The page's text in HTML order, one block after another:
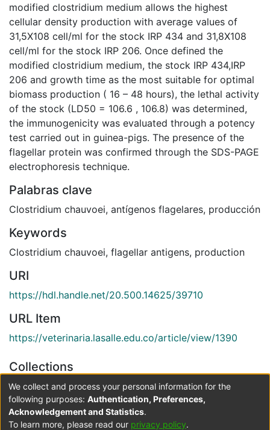
modified clostridium medium allows the highest
cellular density production with average values of
31,5X108 cell/ml for the stock IRP 434 and 31,8X108
cell/ml for the stock IRP 206. Once defined the
modified clostridium medium, the stock IRP 434,IRP
206 and growth time as the most suitable for optimal
biomass production ( 16 – 48 hours), the lethal activity
of the stock (LD50 = 106.6 , 106.8) was determined,
the immunogenicity was evaluated through a potency
test carried out in guinea-pigs. The presence of the
flagellar protein was confirmed through the SDS-PAGE
electrophoresis technique.
Palabras clave
Clostridium chauvoei, antígenos flagelares, producción
Keywords
Clostridium chauvoei, flagellar antigens, production
URI
https://hdl.handle.net/20.500.14625/39710
URL Item
https://veterinaria.lasalle.edu.co/article/view/1390
Collections
Revista de Medicina Veterinaria
Full item page
We collect and process your personal information for the
following purposes: Authentication, Preferences,
Acknowledgement and Statistics.
To learn more, please read our privacy policy.